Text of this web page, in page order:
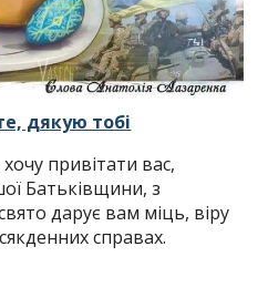
дякую тобі
хочу привітати вас,
Батьківщини, з
дарує вам міць, віру
справах.